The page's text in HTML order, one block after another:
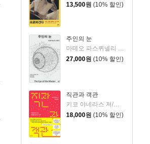
13,500원 (10% 할인)
주인의 눈
마테오 파스퀴넬리 저/김상민 역/이광석 해제
27,000원 (10% 할인)
직관과 객관
18,000원 (10% 할인)